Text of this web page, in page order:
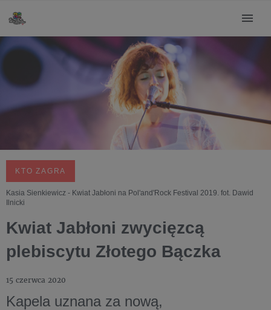
KTO ZAGRA
Kasia Sienkiewicz - Kwiat Jabłoni na Pol'and'Rock Festival 2019. fot. Dawid
Ilnicki
Kwiat Jabłoni zwycięzcą
plebiscytu Złotego Bączka
15 czerwca 2020
Kapela uznana za nową,